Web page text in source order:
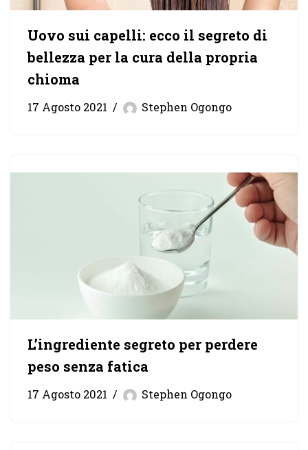
Uovo sui capelli: ecco il segreto di
bellezza per la cura della propria
chioma
17 Agosto 2021 Stephen Ogongo
L’ingrediente segreto per perdere
peso senza fatica
17 Agosto 2021 Stephen Ogongo